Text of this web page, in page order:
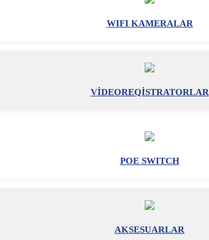
WIFI KAMERALAR
VİDEOREQİSTRATORLAR
POE SWITCH
AKSESUARLAR